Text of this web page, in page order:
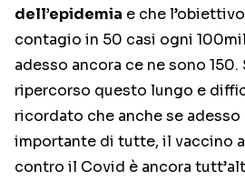
dell’epidemia e che
contagio in 50 casi ogni
adesso ancora ce ne sono 150.
ripercorso questo lungo e
ricordato che anche se adesso
importante di tutte, il vaccino
contro il Covid è ancora